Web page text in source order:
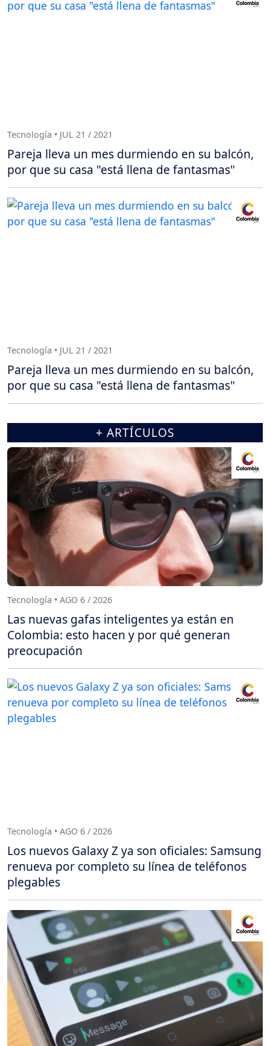
Tecnología • JUL 21 / 2021
Pareja lleva un mes durmiendo en su balcón,
por que su casa "está llena de fantasmas"
Tecnología • JUL 21 / 2021
Pareja lleva un mes durmiendo en su balcón,
por que su casa "está llena de fantasmas"
+ ARTÍCULOS
Tecnología • AGO 6 / 2026
Las nuevas gafas inteligentes ya están en
Colombia: esto hacen y por qué generan
preocupación
Tecnología • AGO 6 / 2026
Los nuevos Galaxy Z ya son oficiales: Samsung
renueva por completo su línea de teléfonos
plegables